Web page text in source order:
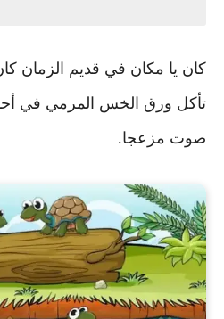
كان يا مكان في قديم الزمان
تأكل ورق الخس المرمي في
صوت مزعجا.